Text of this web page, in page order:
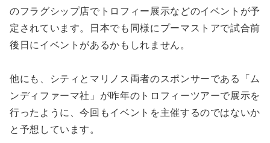
のフラグシップ店でトロフィー展示などのイベントが予
定されています。日本でも同様にプーマストアで試合前
後日にイベントがあるかもしれません。
他にも、シティとマリノス両者のスポンサーである「ム
ンディファーマ社」が昨年のトロフィーツアーで展示を
行ったように、今回もイベントを主催するのではないか
と予想しています。